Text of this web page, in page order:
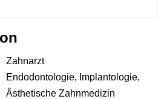
Zahnarzt
Endodontologie, Implantologie,
Ästhetische Zahnmedizin